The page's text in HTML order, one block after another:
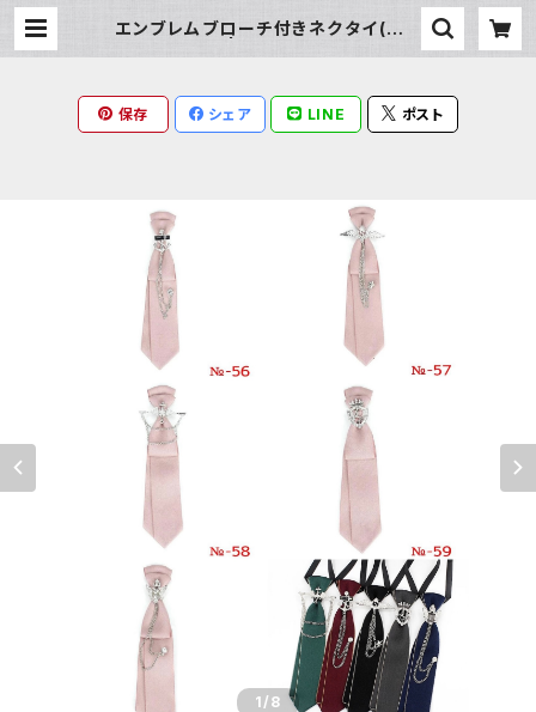
エンブレムブローチ付きネクタイ(ピン
保存 シェア LINE ポスト
1 /8